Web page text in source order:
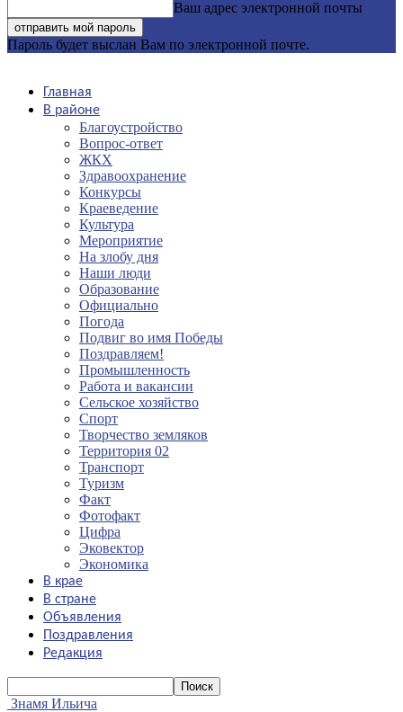
Ваш адрес электронной почты
Пароль будет выслан Вам по электронной почте.
Главная
В районе
Благоустройство
Вопрос-ответ
ЖКХ
Здравоохранение
Конкурсы
Краеведение
Культура
Мероприятие
На злобу дня
Наши люди
Образование
Официально
Погода
Подвиг во имя Победы
Поздравляем!
Промышленность
Работа и вакансии
Сельское хозяйство
Спорт
Творчество земляков
Территория 02
Транспорт
Туризм
Факт
Фотофакт
Цифра
Эковектор
Экономика
В крае
В стране
Объявления
Поздравления
Редакция
Знамя Ильича